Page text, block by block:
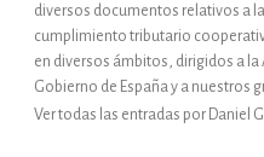
diversos documentos relativos a
cumplimiento tributario
en diversos ámbitos, dirigidos a
Gobierno de España y a nuestros
Ver todas las entradas por Daniel